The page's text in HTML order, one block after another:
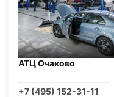
АТЦ Очаково
+7 (495) 152-31-11